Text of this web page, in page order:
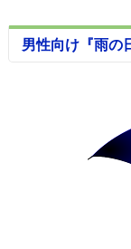
男性向け『雨の